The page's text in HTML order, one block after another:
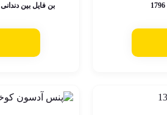
بن فایل بین دندانی